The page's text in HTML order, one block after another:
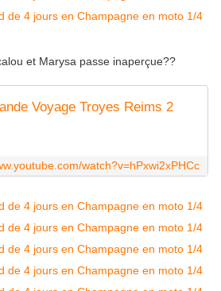
et Marysa passe inaperçue??
Voyage Troyes Reims 2
watch?v=hPxwi2xPHCc